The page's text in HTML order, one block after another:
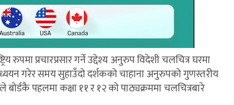
रुपमा प्रचारप्रसार गर्ने उद्देश्य अनुरुप विदेशी चलचित्र घरमा
गरेर समय सुहाउँदो दर्शकको चाहाना अनुरुपको गुणस्तरीय
पहलमा कक्षा ११ र १२ को पाठ्यक्रममा चलचित्रबारे